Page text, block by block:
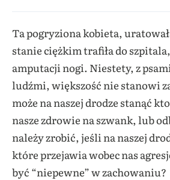
Ta pogryziona kobieta,
stanie ciężkim trafiła do
amputacji nogi. Niestety, z
ludźmi, większość nie stanowi
może na naszej drodze stanąć
nasze zdrowie na szwank, lub
należy zrobić, jeśli na naszej
które przejawia wobec nas
być “niepewne” w zachowaniu?